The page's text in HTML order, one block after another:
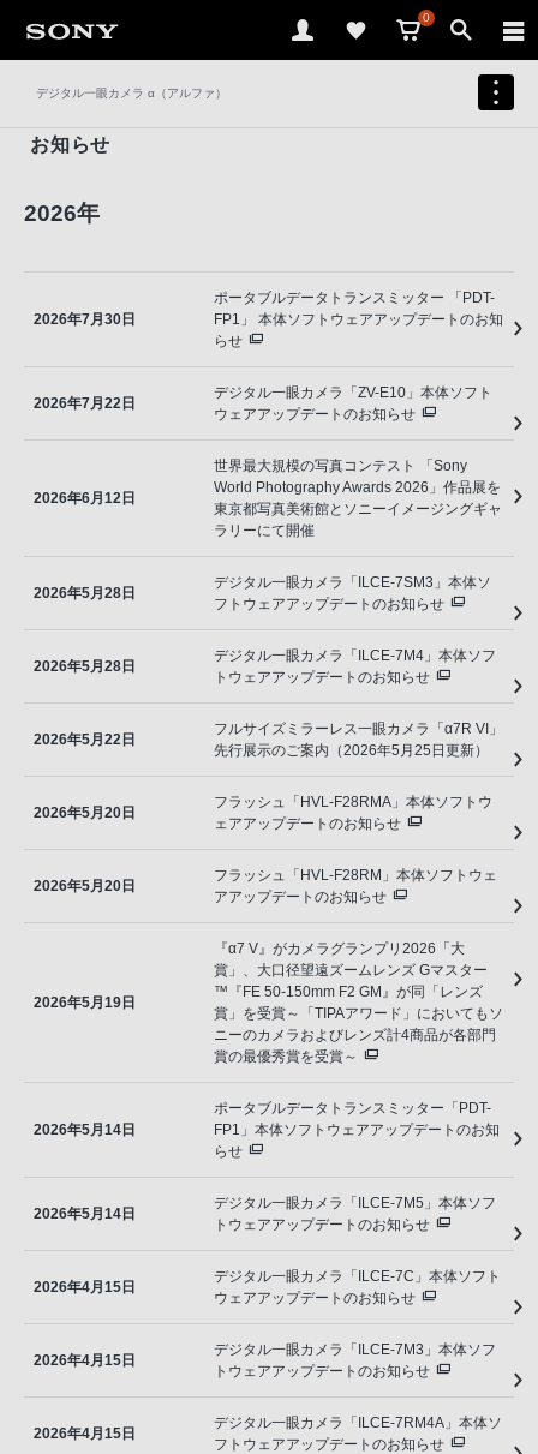
0
デジタル一眼カメラ α（アルファ）
お知らせ
2026年
2026年7月30日
ポータブルデータトランスミッター 「PDT-
FP1」 本体ソフトウェアアップデートのお知
らせ
2026年7月22日
デジタル一眼カメラ「ZV-E10」本体ソフト
ウェアアップデートのお知らせ
2026年6月12日
世界最大規模の写真コンテスト 「Sony
World Photography Awards 2026」作品展を
東京都写真美術館とソニーイメージングギャ
ラリーにて開催
2026年5月28日
デジタル一眼カメラ「ILCE-7SM3」本体ソ
フトウェアアップデートのお知らせ
2026年5月28日
デジタル一眼カメラ「ILCE-7M4」本体ソフ
トウェアアップデートのお知らせ
2026年5月22日
フルサイズミラーレス一眼カメラ「α7R VI」
先行展示のご案内（2026年5月25日更新）
2026年5月20日
フラッシュ「HVL-F28RMA」本体ソフトウ
ェアアップデートのお知らせ
2026年5月20日
フラッシュ「HVL-F28RM」本体ソフトウェ
アアップデートのお知らせ
2026年5月19日
『α7 V』がカメラグランプリ2026「大
賞」、大口径望遠ズームレンズ Gマスター
™『FE 50-150mm F2 GM』が同「レンズ
賞」を受賞～「TIPAアワード」においてもソ
ニーのカメラおよびレンズ計4商品が各部門
賞の最優秀賞を受賞～
2026年5月14日
ポータブルデータトランスミッター「PDT-
FP1」本体ソフトウェアアップデートのお知
らせ
2026年5月14日
デジタル一眼カメラ「ILCE-7M5」本体ソフ
トウェアアップデートのお知らせ
2026年4月15日
デジタル一眼カメラ「ILCE-7C」本体ソフト
ウェアアップデートのお知らせ
2026年4月15日
デジタル一眼カメラ「ILCE-7M3」本体ソフ
トウェアアップデートのお知らせ
2026年4月15日
デジタル一眼カメラ「ILCE-7RM4A」本体ソ
フトウェアアップデートのお知らせ